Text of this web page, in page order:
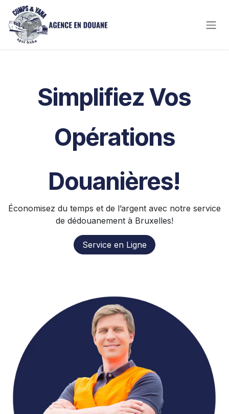
Se rendre au contenu
Simplifiez Vos
Opérations
Douanières!
Économisez du temps et de l’argent avec notre service
de dédouanement à Bruxelles!
Service en Ligne